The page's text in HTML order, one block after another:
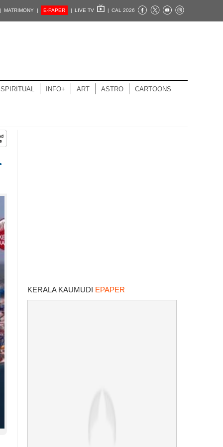
MATRIMONY | E-PAPER | LIVE TV | CAL 2026
SPIRITUAL INFO+ ART ASTRO CARTOONS
KERALA KAUMUDI EPAPER